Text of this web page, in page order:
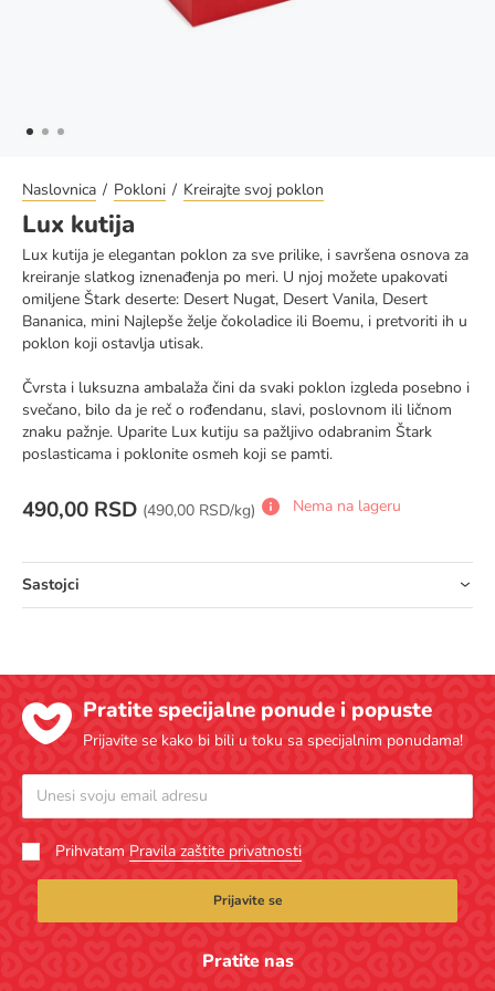
Naslovnica Pokloni Kreirajte svoj poklon
Lux kutija
Lux kutija je elegantan poklon za sve prilike, i savršena osnova za
kreiranje slatkog iznenađenja po meri. U njoj možete upakovati
omiljene Štark deserte: Desert Nugat, Desert Vanila, Desert
Bananica, mini Najlepše želje čokoladice ili Boemu, i pretvoriti ih u
poklon koji ostavlja utisak.
Čvrsta i luksuzna ambalaža čini da svaki poklon izgleda posebno i
svečano, bilo da je reč o rođendanu, slavi, poslovnom ili ličnom
znaku pažnje. Uparite Lux kutiju sa pažljivo odabranim Štark
poslasticama i poklonite osmeh koji se pamti.
490,00 RSD (Cena za jedinicu mere:
490,00 RSD/kg) Nema na lageru
Sastojci
Pratite specijalne ponude i popuste
Prijavite se kako bi bili u toku sa specijalnim ponudama!
Prihvatam Pravila zaštite privatnosti
Prijavite se
Pratite nas